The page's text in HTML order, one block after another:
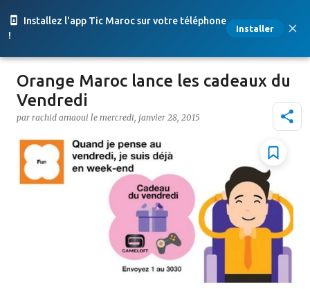
Installez l'app Tic Maroc sur votre téléphone
!
Installer
Accéder au contenu principal
Orange Maroc lance les cadeaux du
Vendredi
par rachid amaoui le mercredi, janvier 28, 2015